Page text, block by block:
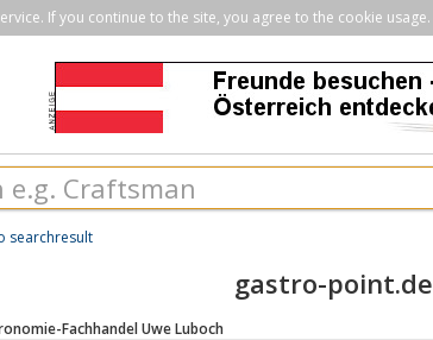
If you continue to the site, you agree to the cookie usage.
searchresult
gastro-point.de
Fachhandel Uwe Luboch